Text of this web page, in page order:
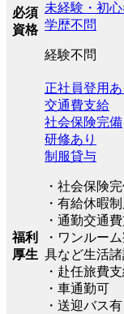
必須
資格
未経験・初
学歴不問
経験不問
福利
厚生
正社員登用あ
交通費支給
社会保険完備
研修あり
制服貸与
・社会保険
・有給休暇
・通勤交通
・ワンルー
具など生活
・赴任旅費
・車通勤可
・送迎バス有